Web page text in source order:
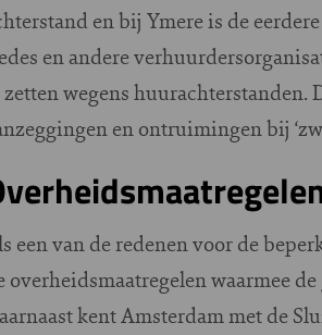
en bij Ymere is de
en andere
zetten wegens
en ontruimingen bij
een van de redenen voor de
overheidsmaatregelen waarmee
kent Amsterdam met de